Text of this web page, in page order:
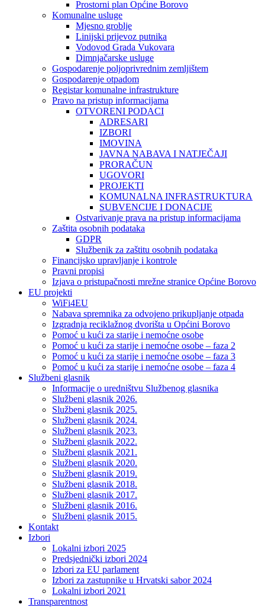
Prostorni plan Općine Borovo
Komunalne usluge
Mjesno groblje
Linijski prijevoz putnika
Vodovod Grada Vukovara
Dimnjačarske usluge
Gospodarenje poljoprivrednim zemljištem
Gospodarenje otpadom
Registar komunalne infrastrukture
Pravo na pristup informacijama
OTVORENI PODACI
ADRESARI
IZBORI
IMOVINA
JAVNA NABAVA I NATJEČAJI
PRORAČUN
UGOVORI
PROJEKTI
KOMUNALNA INFRASTRUKTURA
SUBVENCIJE I DONACIJE
Ostvarivanje prava na pristup informacijama
Zaštita osobnih podataka
GDPR
Službenik za zaštitu osobnih podataka
Financijsko upravljanje i kontrole
Pravni propisi
Izjava o pristupačnosti mrežne stranice Općine Borovo
EU projekti
WiFi4EU
Nabava spremnika za odvojeno prikupljanje otpada
Izgradnja reciklažnog dvorišta u Općini Borovo
Pomoć u kući za starije i nemoćne osobe
Pomoć u kući za starije i nemoćne osobe – faza 2
Pomoć u kući za starije i nemoćne osobe – faza 3
Pomoć u kući za starije i nemoćne osobe – faza 4
Službeni glasnik
Informacije o uredništvu Službenog glasnika
Službeni glasnik 2026.
Službeni glasnik 2025.
Službeni glasnik 2024.
Službeni glasnik 2023.
Službeni glasnik 2022.
Službeni glasnik 2021.
Službeni glasnik 2020.
Službeni glasnik 2019.
Službeni glasnik 2018.
Službeni glasnik 2017.
Službeni glasnik 2016.
Službeni glasnik 2015.
Kontakt
Izbori
Lokalni izbori 2025
Predsjednički izbori 2024
Izbori za EU parlament
Izbori za zastupnike u Hrvatski sabor 2024
Lokalni izbori 2021
Transparentnost